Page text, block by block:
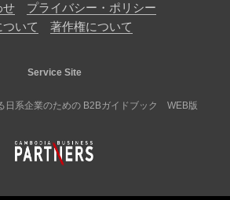
せ
プライバシー・ポリシー
いて
著作権について
Service Site
日系企業のための B2Bガイドブック WEB版